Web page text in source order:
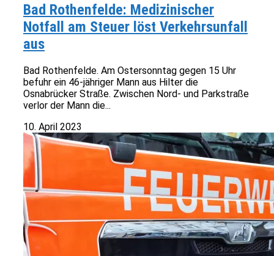
Bad Rothenfelde: Medizinischer
Notfall am Steuer löst Verkehrsunfall
aus
Bad Rothenfelde. Am Ostersonntag gegen 15 Uhr
befuhr ein 46-jähriger Mann aus Hilter die
Osnabrücker Straße. Zwischen Nord- und Parkstraße
verlor der Mann die...
10. April 2023